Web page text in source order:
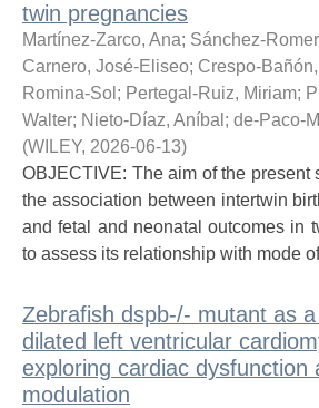
twin pregnancies
Martínez-Zarco, Ana; Sánchez-
Carnero, José-Eliseo; Crespo-
Romina-Sol ; Pertegal-Ruiz, Miriam;
Walter; Nieto-Díaz, Aníbal ; de-Paco-
(WILEY, 2026-06-13)
OBJECTIVE: The aim of the present
the association between intertwin
and fetal and neonatal outcomes in
to assess its relationship with mode
Zebrafish dspb-/- mutant as
dilated left ventricular
exploring cardiac dysfunction
modulation